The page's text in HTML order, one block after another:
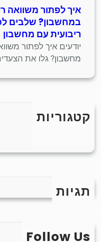
איך לפתור משוואה
במחשבון? שלבים
ריבועית עם מחשבון
יודעים איך לפתור
מחשבון? גלו את
קטגוריות
תגיות
Follow Us